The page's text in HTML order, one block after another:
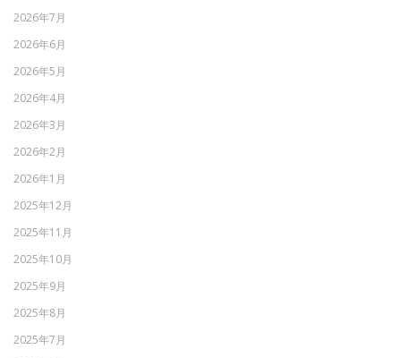
2026年7月
2026年6月
2026年5月
2026年4月
2026年3月
2026年2月
2026年1月
2025年12月
2025年11月
2025年10月
2025年9月
2025年8月
2025年7月